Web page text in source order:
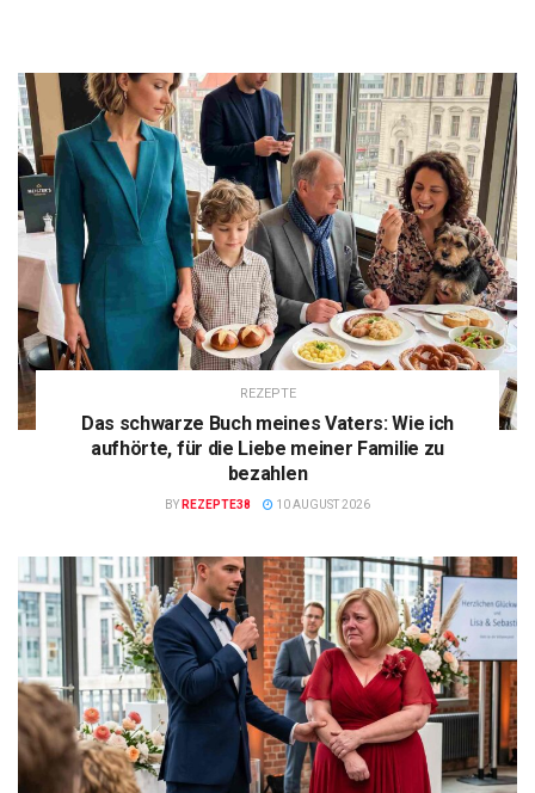
REZEPTE
Das schwarze Buch meines Vaters: Wie ich
aufhörte, für die Liebe meiner Familie zu
bezahlen
BY REZEPTE38 10 AUGUST 2026